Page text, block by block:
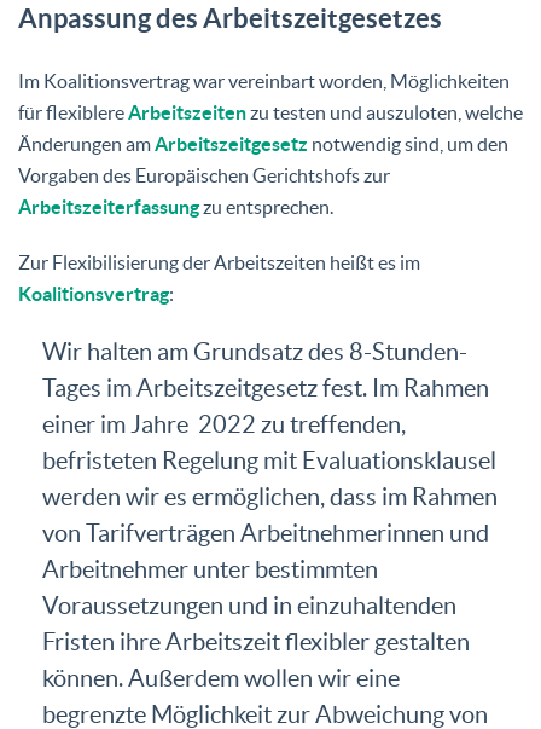
Anpassung des Arbeitszeitgesetzes
Im Koalitionsvertrag war vereinbart worden, Möglichkeiten
für flexiblereArbeitszeitenzu testen und auszuloten, welche
Änderungen amArbeitszeitgesetz notwendig sind, um den
Vorgaben des Europäischen Gerichtshofs zur
Arbeitszeiterfassungzu entsprechen.
Zur Flexibilisierung der Arbeitszeiten heißt es im
Koalitionsvertrag:
Wir halten am Grundsatz des 8-Stunden-
Tages im Arbeitszeitgesetz fest. Im Rahmen
einer im Jahre 2022 zu treffenden,
befristeten Regelung mit Evaluationsklausel
werden wir es ermöglichen, dass im Rahmen
von Tarifverträgen Arbeitnehmerinnen und
Arbeitnehmer unter bestimmten
Voraussetzungen und in einzuhaltenden
Fristen ihre Arbeitszeit flexibler gestalten
können. Außerdem wollen wir eine
begrenzte Möglichkeit zur Abweichung von